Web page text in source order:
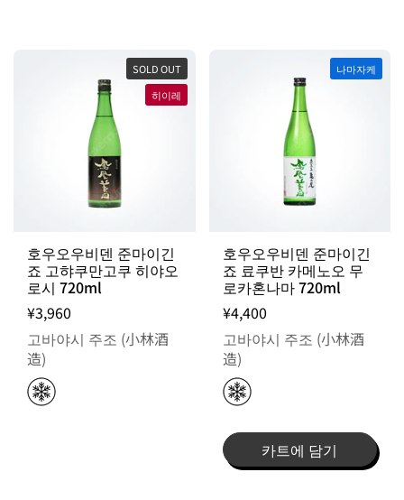
호우오우비덴 준마이긴
죠 고햐쿠만고쿠 히야오
로시 720ml
¥3,960
고바야시 주조 (小林酒
造)
SOLD OUT
히이레
호우오우비덴 준마이긴
죠 료쿠반 카메노오 무
로카혼나마 720ml
¥4,400
고바야시 주조 (小林酒
造)
카트에 담기
나마자케